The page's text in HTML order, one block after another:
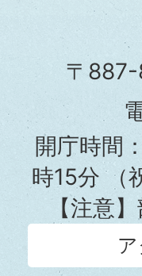
〒887-
開庁時間
時15分（
【注意